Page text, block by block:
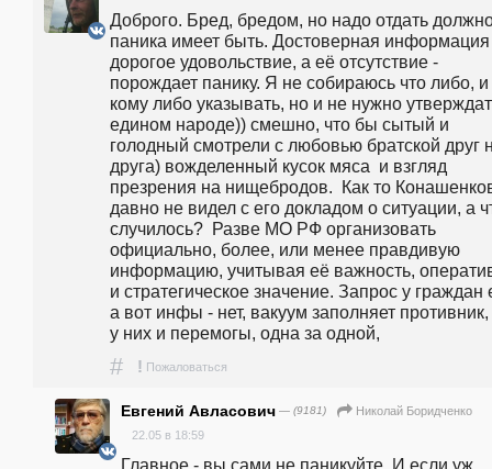
Доброго. Бред, бредом, но надо отдать
паника имеет быть. Достоверная
дорогое удовольствие, а её отсутствие -
порождает панику. Я не собираюсь что либо, и
кому либо указывать, но и не нужно
едином народе)) смешно, что бы сытый и
голодный смотрели с любовью братской друг
друга) вожделенный кусок мяса  и взгляд
презрения на нищебродов.  Как то
давно не видел с его докладом о ситуации, а
случилось?  Разве МО РФ организовать
официально, более, или менее правдивую
информацию, учитывая её важность,
и стратегическое значение. Запрос у граждан
а вот инфы - нет, вакуум заполняет противник,
у них и перемогы, одна за одной,
# ! Пожаловаться
Евгений Авласович — (9181)
Николай Боридченко
22.05 в 18:59
Главное - вы сами не паникуйте. И если уж